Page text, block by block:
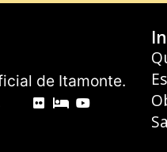
de Itamonte.